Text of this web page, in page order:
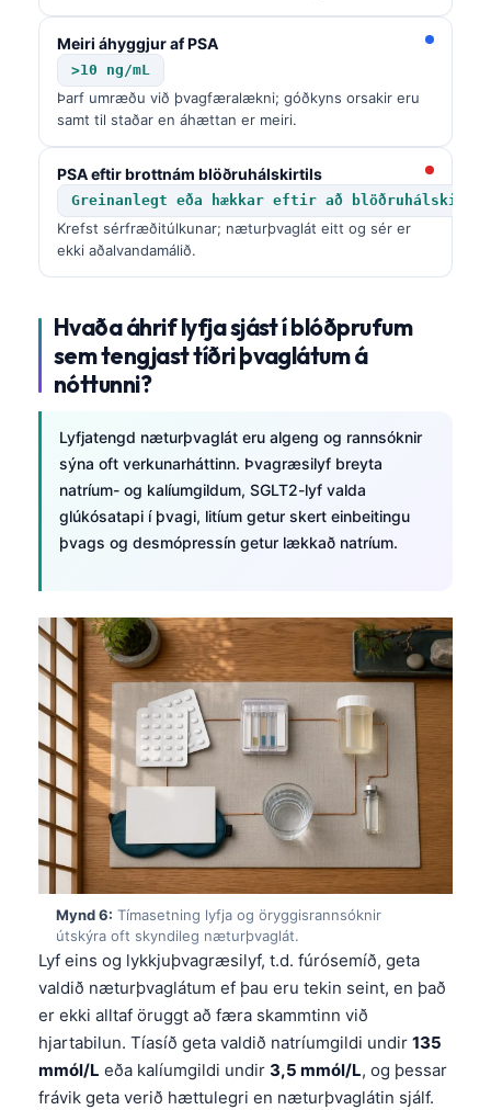
Meiri áhyggjur af PSA
>10 ng/mL
Þarf umræðu við þvagfæralækni; góðkyns orsakir eru
samt til staðar en áhættan er meiri.
PSA eftir brottnám blöðruhálskirtils
Greinanlegt eða hækkar eftir að
Krefst sérfræðitúlkunar; næturþvaglát eitt og sér er
ekki aðalvandamálið.
Hvaða áhrif lyfja sjást í blóðprufum
sem tengjast tíðri þvaglátum á
nóttunni?
Lyfjatengd næturþvaglát eru algeng og rannsóknir
sýna oft verkunarháttinn. Þvagræsilyf breyta
natríum- og kalíumgildum, SGLT2-lyf valda
glúkósatapi í þvagi, litíum getur skert einbeitingu
þvags og desmópressín getur lækkað natríum.
Mynd 6: Tímasetning lyfja og öryggisrannsóknir
útskýra oft skyndileg næturþvaglát.
Lyf eins og lykkjuþvagræsilyf, t.d. fúrósemíð, geta
valdið næturþvaglátum ef þau eru tekin seint, en það
er ekki alltaf öruggt að færa skammtinn við
hjartabilun. Tíasíð geta valdið natríumgildi undir 135
mmól/L eða kalíumgildi undir 3,5 mmól/L, og þessar
frávik geta verið hættulegri en næturþvaglátin sjálf.
తెలుగు
ગુજરાતી
ಕನ್ನಡ
മലയാളം
Bahasa Melayu
Tiếng Việt
Tagalog
ไทย
ဗမာစာ
ភាសាខ្មែរ
Kiswahili
አማርኛ
Українська
Català
Қазақ тілі
Hrvatski
كوردی‎
پښتو
සිංහල
অসমীয়া
Galego
Latviešu valoda
Македонски јазик
Euskara
Gàidhlig